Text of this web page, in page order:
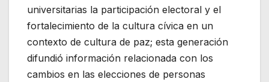
universitarias la participación electoral y el
fortalecimiento de la cultura cívica en un
contexto de cultura de paz; esta generación
difundió información relacionada con los
cambios en las elecciones de personas